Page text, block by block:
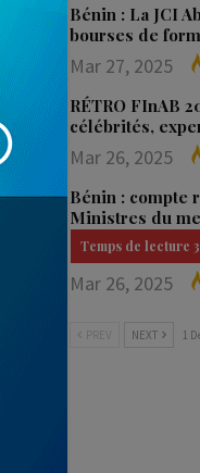
Bénin : La JCI
bourses de
Mar 27, 2025
RÉTRO FInAB
célébrités,
Mar 26, 2025
Bénin : compte
Ministres du
Mar 26, 2025
NEXT 1